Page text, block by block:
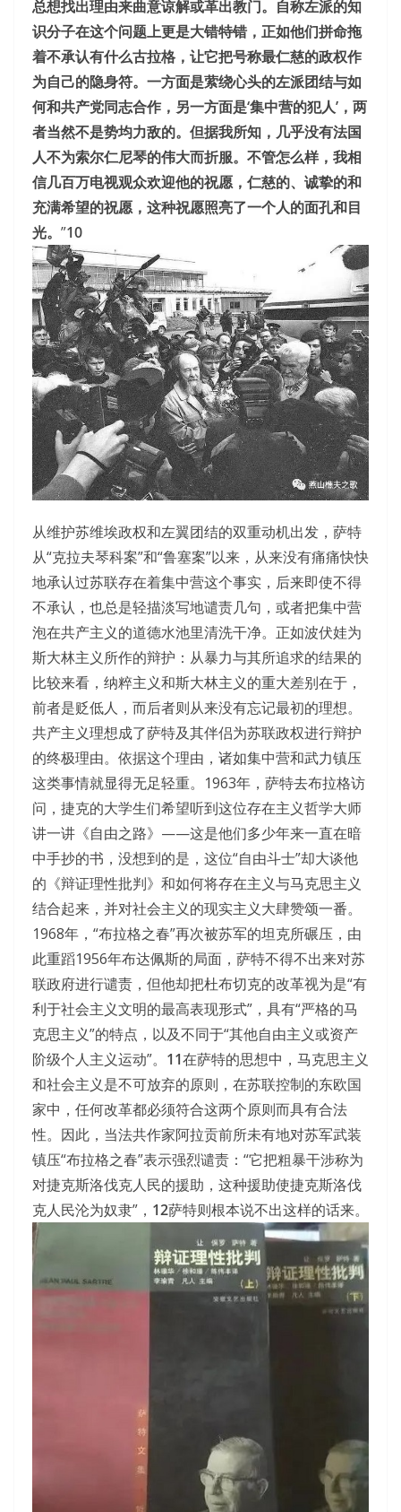
总想找出理由来曲意谅解或革出教门。自称左派的知
识分子在这个问题上更是大错特错，正如他们拼命拖
着不承认有什么古拉格，让它把号称最仁慈的政权作
为自己的隐身符。一方面是萦绕心头的左派团结与如
何和共产党同志合作，另一方面是‘集中营的犯人’，两
者当然不是势均力敌的。但据我所知，几乎没有法国
人不为索尔仁尼琴的伟大而折服。不管怎么样，我相
信几百万电视观众欢迎他的祝愿，仁慈的、诚挚的和
充满希望的祝愿，这种祝愿照亮了一个人的面孔和目
光。 ”10
从维护苏维埃政权和左翼团结的双重动机出发，萨特
从“克拉夫琴科案”和“鲁塞案”以来，从来没有痛痛快快
地承认过苏联存在着集中营这个事实，后来即使不得
不承认，也总是轻描淡写地谴责几句，或者把集中营
泡在共产主义的道德水池里清洗干净。正如波伏娃为
斯大林主义所作的辩护：从暴力与其所追求的结果的
比较来看，纳粹主义和斯大林主义的重大差别在于，
前者是贬低人，而后者则从来没有忘记最初的理想。
共产主义理想成了萨特及其伴侣为苏联政权进行辩护
的终极理由。依据这个理由，诸如集中营和武力镇压
这类事情就显得无足轻重。1963年，萨特去布拉格访
问，捷克的大学生们希望听到这位存在主义哲学大师
讲一讲《自由之路》——这是他们多少年来一直在暗
中手抄的书，没想到的是，这位“自由斗士”却大谈他
的《辩证理性批判》和如何将存在主义与马克思主义
结合起来，并对社会主义的现实主义大肆赞颂一番。
1968年，“布拉格之春”再次被苏军的坦克所碾压，由
此重蹈1956年布达佩斯的局面，萨特不得不出来对苏
联政府进行谴责，但他却把杜布切克的改革视为是“有
利于社会主义文明的最高表现形式”，具有“严格的马
克思主义”的特点，以及不同于“其他自由主义或资产
阶级个人主义运动”。 11在萨特的思想中，马克思主义
和社会主义是不可放弃的原则，在苏联控制的东欧国
家中，任何改革都必须符合这两个原则而具有合法
性。因此，当法共作家阿拉贡前所未有地对苏军武装
镇压“布拉格之春”表示强烈谴责：“它把粗暴干涉称为
对捷克斯洛伐克人民的援助，这种援助使捷克斯洛伐
克人民沦为奴隶”， 12萨特则根本说不出这样的话来。